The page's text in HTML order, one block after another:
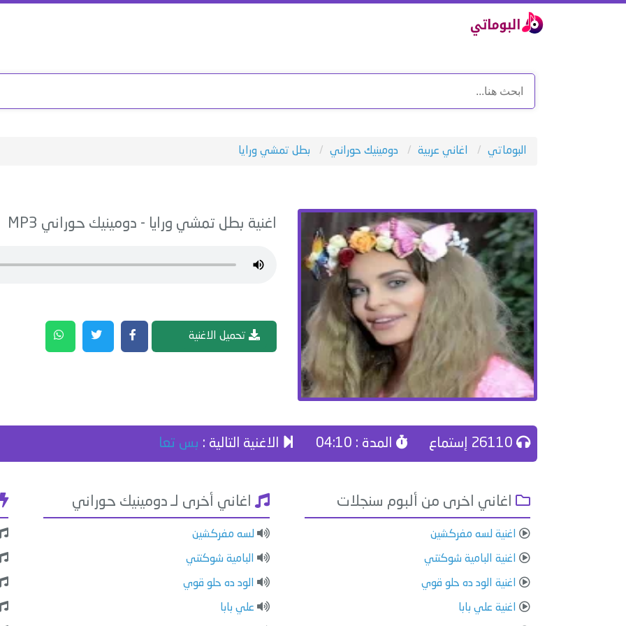
البوماتي اغاني عربية دومينيك حوراني بطل تمشي ورايا
اغنية بطل تمشي ورايا - دومينيك حوراني
تحميل الاغنية
المدة : 04:10 الاغنية التالية : بس تعا
اغاني اخرى من ألبوم سنجلات
اغنية لسه مفركشين
اغنية البامية شوكتني
اغنية الود ده حلو قوي
اغنية علي بابا
اغاني أخرى لـ دومينيك حوراني
لسه مفركشين
البامية شوكتني
الود ده حلو قوي
علي بابا